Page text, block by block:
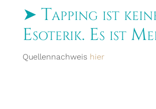
➤ Tapping ist
Esoterik. Es ist
Quellennachweis hier